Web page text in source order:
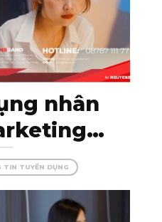
nhân
sức
cùng
TIN TUYỂN DỤNG